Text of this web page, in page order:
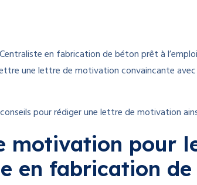
en fabrication de béton prêt à
une lettre de motivation convaincante
pour rédiger une lettre de motivation
motivation pour
en fabrication